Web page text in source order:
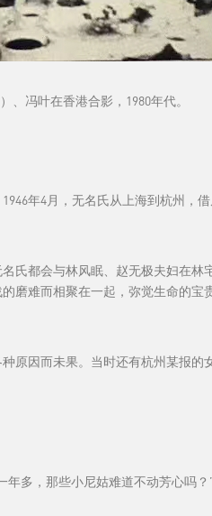
、冯叶在香港合影，1980年代。
年4月，无名氏从上海到杭州，
氏都会与林风眠、赵无极夫妇在
磨难而相聚在一起，弥觉生命的
原因而未果。当时还有杭州某报
多，那些小尼姑难道不动芳心吗？